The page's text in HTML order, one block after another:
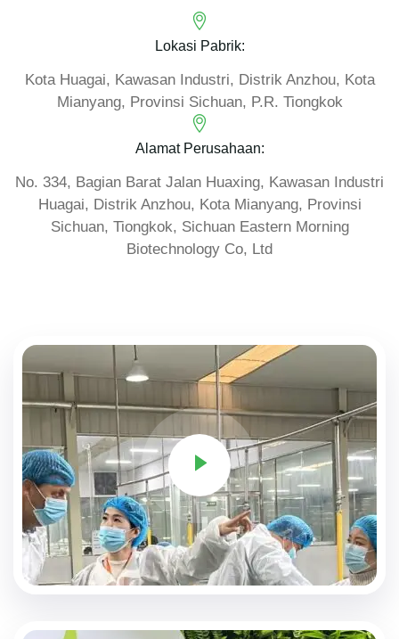
Lokasi Pabrik:
Kota Huagai, Kawasan Industri, Distrik Anzhou, Kota
Mianyang, Provinsi Sichuan, P.R. Tiongkok
Alamat Perusahaan:
No. 334, Bagian Barat Jalan Huaxing, Kawasan Industri
Huagai, Distrik Anzhou, Kota Mianyang, Provinsi
Sichuan, Tiongkok, Sichuan Eastern Morning
Biotechnology Co, Ltd